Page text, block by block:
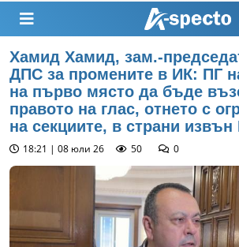
Хамид Хамид, зам.-
ДПС за промените в ИК: ПГ
на първо място да бъде
правото на глас, отнето с
на секциите, в страни извън
18:21 | 08 юли 26 50 0